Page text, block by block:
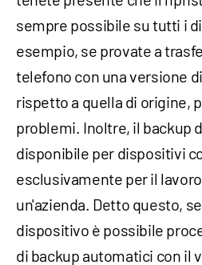
sempre possibile su tutti i
esempio, se provate a
telefono con una versione
rispetto a quella di origine,
problemi. Inoltre, il backup
disponibile per dispositivi
esclusivamente per il
un'azienda. Detto questo,
dispositivo è possibile
di backup automatici con il